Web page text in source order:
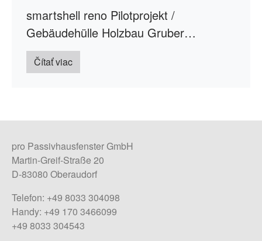
smartshell reno Pilotprojekt /
Gebäudehülle Holzbau Gruber…
Čítať viac
pro Passivhausfenster GmbH
Martin-Greif-Straße 20
D-83080 Oberaudorf
Telefon: +49 8033 304098
Handy: +49 170 3466099
+49 8033 304543